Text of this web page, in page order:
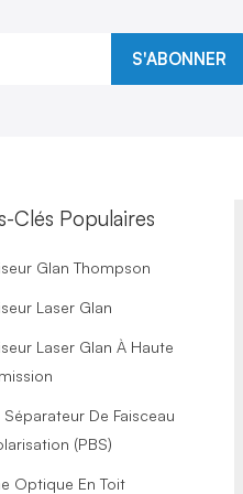
S'ABONNER
Clés Populaires
Glan Thompson
Laser Glan
Laser Glan À Haute
De Faisceau
(PBS)
Optique En Toit